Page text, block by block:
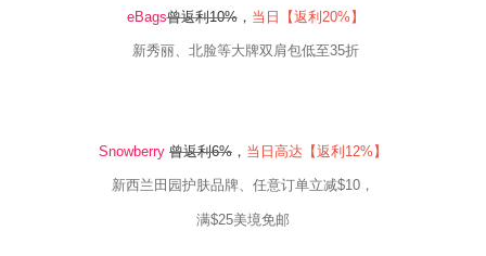
eBags曾返利10%， 当日【返利20% 】
新秀丽、北脸等大牌双肩包低至35折
Snowberry 曾返利6% ， 当日高达【返利12% 】
新西兰田园护肤品牌、任意订单立减$10 ，
满$25美境免邮